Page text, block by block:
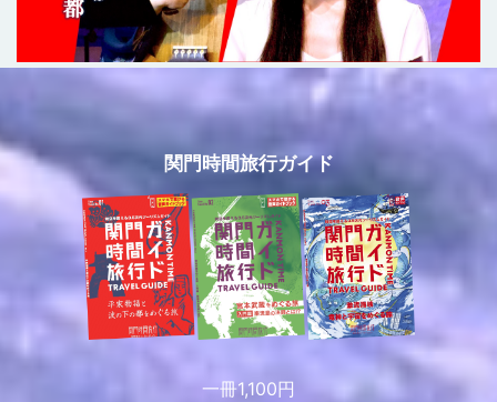
関門時間旅行ガイド
一冊1,100円